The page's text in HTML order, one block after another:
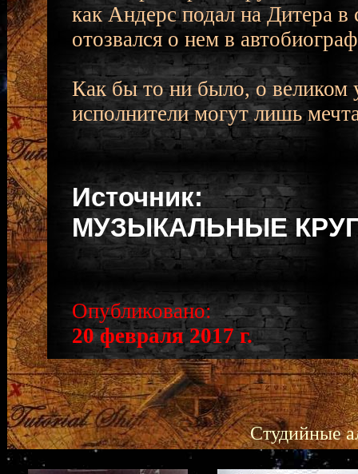
как Андерс подал на Дитера в
отозвался о нем в
Как бы то ни было, о великом
исполнители могут лишь
Источник:
МУЗЫКАЛЬНЫЕ
Опубликовано:
20 февраля 2017 г.
Студийные